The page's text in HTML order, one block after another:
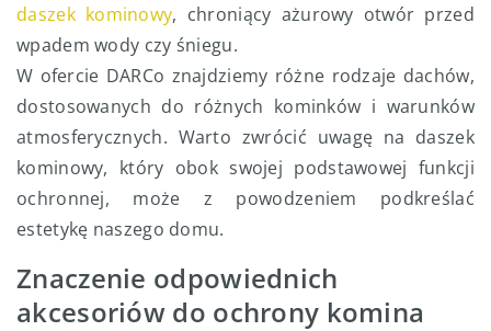
daszek kominowy, chroniący ażurowy otwór przed
wpadem wody czy śniegu.
W ofercie DARCo znajdziemy różne rodzaje dachów,
dostosowanych do różnych kominków i warunków
atmosferycznych. Warto zwrócić uwagę na daszek
kominowy, który obok swojej podstawowej funkcji
ochronnej, może z powodzeniem podkreślać
estetykę naszego domu.
Znaczenie odpowiednich
akcesoriów do ochrony komina